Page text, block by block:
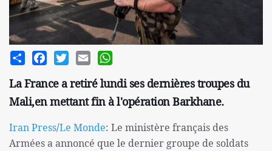
Share FacebookTwitterEmail
La France a retiré lundi ses dernières troupes du
Mali,en mettant fin à l'opération Barkhane.
Iran Press/Le Monde: Le ministère français des
Armées a annoncé que le dernier groupe de soldats